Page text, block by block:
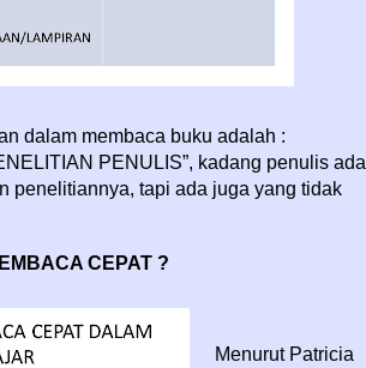
dalam membaca buku adalah :
PENULIS”, kadang penulis ada
penelitiannya, tapi ada juga yang tidak
CEPAT ?
Menurut Patricia